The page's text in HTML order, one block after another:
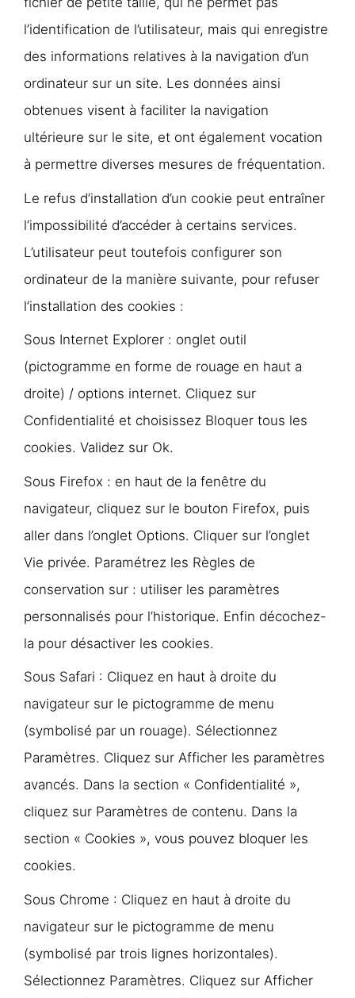
l’identification de l’utilisateur, mais qui enregistre
des informations relatives à la navigation d’un
ordinateur sur un site. Les données ainsi
obtenues visent à faciliter la navigation
ultérieure sur le site, et ont également vocation
à permettre diverses mesures de fréquentation.
Le refus d’installation d’un cookie peut entraîner
l’impossibilité d’accéder à certains services.
L’utilisateur peut toutefois configurer son
ordinateur de la manière suivante, pour refuser
l’installation des cookies :
Sous Internet Explorer : onglet outil
(pictogramme en forme de rouage en haut a
droite) / options internet. Cliquez sur
Confidentialité et choisissez Bloquer tous les
cookies. Validez sur Ok.
Sous Firefox : en haut de la fenêtre du
navigateur, cliquez sur le bouton Firefox, puis
aller dans l’onglet Options. Cliquer sur l’onglet
Vie privée. Paramétrez les Règles de
conservation sur : utiliser les paramètres
personnalisés pour l’historique. Enfin décochez-
la pour désactiver les cookies.
Sous Safari : Cliquez en haut à droite du
navigateur sur le pictogramme de menu
(symbolisé par un rouage). Sélectionnez
Paramètres. Cliquez sur Afficher les paramètres
avancés. Dans la section « Confidentialité »,
cliquez sur Paramètres de contenu. Dans la
section « Cookies », vous pouvez bloquer les
cookies.
Sous Chrome : Cliquez en haut à droite du
navigateur sur le pictogramme de menu
(symbolisé par trois lignes horizontales).
Sélectionnez Paramètres. Cliquez sur Afficher